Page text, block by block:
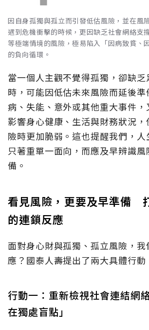
因自身孤獨與孤立而引發低估風險，並在風
遇到危機衝擊的時候，更因缺乏社會網絡支
等極端情境的風險，極易陷入「因病致貧、
的負向循環。
當一個人主觀不覺得孤獨，卻缺
時，可能因低估未來風險而延後
病、失能、意外或其他重大事件
影響身心健康、生活與財務狀況
險時更加脆弱。這也提醒我們，
只著重單一面向，而應及早辨識
備。
看見風險，更要及早準備
的連鎖反應
面對身心財與孤獨、孤立風險，
應？國泰人壽提出了兩大具體行動
行動一：重新檢視社會連結網
在獨處盲點」